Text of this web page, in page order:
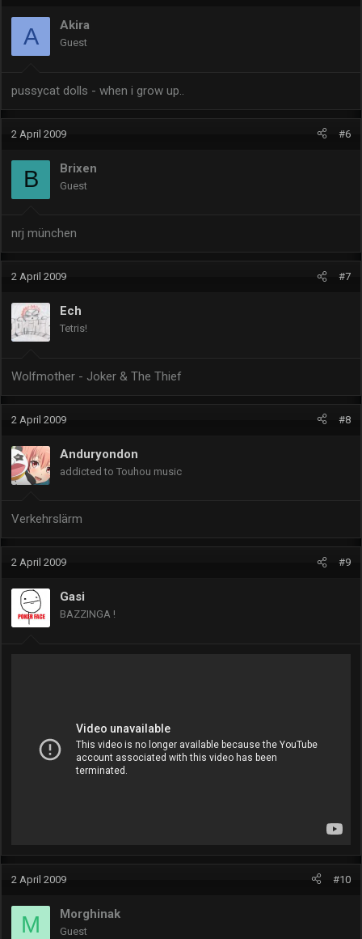
A Akira
Guest
pussycat dolls - when i grow up..
2 April 2009 #6
B Brixen
Guest
nrj münchen
2 April 2009 #7
Ech
Tetris!
Wolfmother - Joker & The Thief
2 April 2009 #8
Anduryondon
addicted to Touhou music
Verkehrslärm
2 April 2009 #9
Gasi
BAZZINGA !
2 April 2009 #10
M Morghinak
Guest